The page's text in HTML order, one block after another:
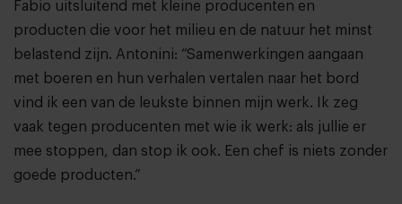
Fabio uitsluitend met kleine producenten en
producten die voor het milieu en de natuur het minst
belastend zijn. Antonini: “Samenwerkingen aangaan
met boeren en hun verhalen vertalen naar het bord
vind ik een van de leukste binnen mijn werk. Ik zeg
vaak tegen producenten met wie ik werk: als jullie er
mee stoppen, dan stop ik ook. Een chef is niets zonder
goede producten.”